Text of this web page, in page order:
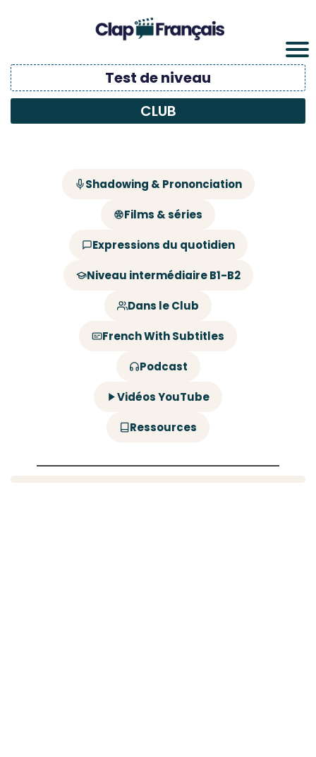
Test de niveau
CLUB
Shadowing & Prononciation
Films & séries
Expressions du quotidien
Niveau intermédiaire B1-B2
Dans le Club
French With Subtitles
Podcast
Vidéos YouTube
Ressources